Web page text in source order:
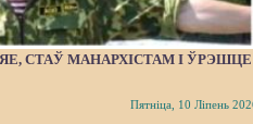
СТАЎ МАНАРХІСТАМ І ЎРЭШЦЕ
Пятніца, 10 Ліпень